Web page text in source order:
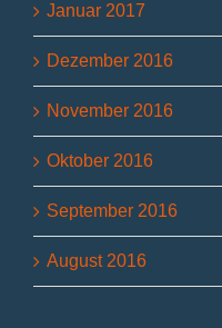
Januar 2017
Dezember 2016
November 2016
Oktober 2016
September 2016
August 2016